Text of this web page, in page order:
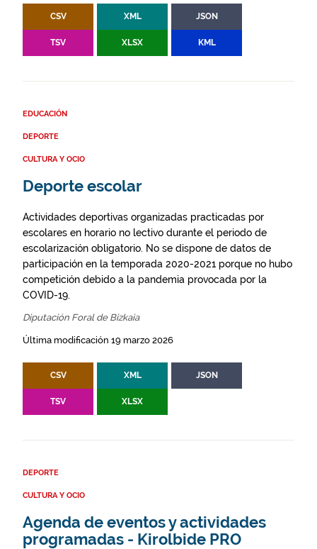
CSV XML JSON
TSV XLSX KML
EDUCACIÓN
DEPORTE
CULTURA Y OCIO
Deporte escolar
Actividades deportivas organizadas practicadas por
escolares en horario no lectivo durante el periodo de
escolarización obligatorio. No se dispone de datos de
participación en la temporada 2020-2021 porque no hubo
competición debido a la pandemia provocada por la
COVID-19.
Diputación Foral de Bizkaia
Última modificación 19 marzo 2026
CSV XML JSON
TSV XLSX
DEPORTE
CULTURA Y OCIO
Agenda de eventos y actividades
programadas - Kirolbide PRO